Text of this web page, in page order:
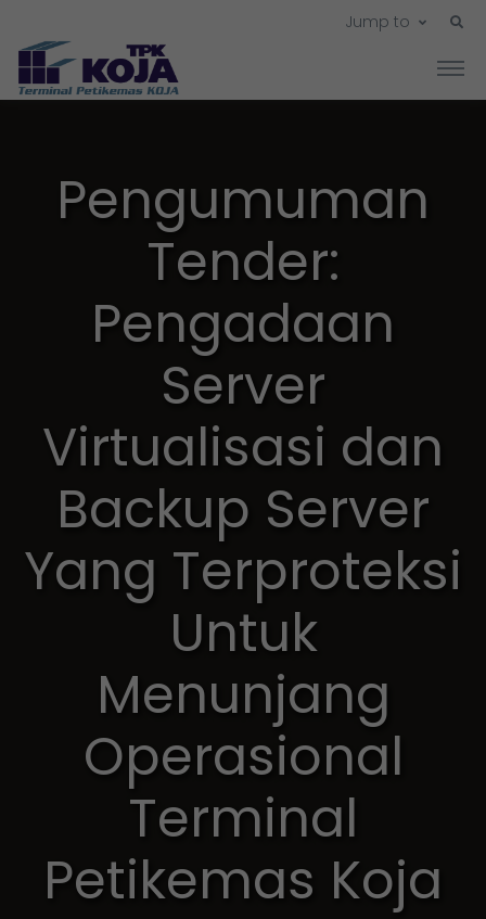
Jump to
Pengumuman
Tender:
Pengadaan
Server
Virtualisasi dan
Backup Server
Yang Terproteksi
Untuk
Menunjang
Operasional
Terminal
Petikemas Koja